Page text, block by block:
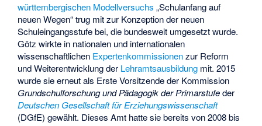
württembergischen Modellversuchs „Schulanfang auf
neuen Wegen“ trug mit zur Konzeption der neuen
Schuleingangsstufe bei, die bundesweit umgesetzt wurde.
Götz wirkte in nationalen und internationalen
wissenschaftlichen Expertenkommissionenzur Reform
und Weiterentwicklung der Lehramtsausbildung mit. 2015
wurde sie erneut als Erste Vorsitzende der Kommission
Grundschulforschung und Pädagogik der Primarstufeder
Deutschen Gesellschaft für Erziehungswissenschaft
(DGfE) gewählt. Dieses Amt hatte sie bereits von 2008 bis